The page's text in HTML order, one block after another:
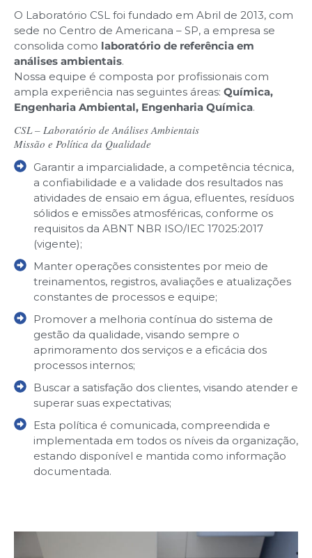
O Laboratório CSL foi fundado em Abril de 2013, com
sede no Centro de Americana – SP, a empresa se
consolida como laboratório de referência em
análises ambientais.
Nossa equipe é composta por profissionais com
ampla experiência nas seguintes áreas: Química,
Engenharia Ambiental, Engenharia Química.
CSL – Laboratório de Análises Ambientais
Missão e Política da Qualidade
Garantir a imparcialidade, a competência técnica,
a confiabilidade e a validade dos resultados nas
atividades de ensaio em água, efluentes, resíduos
sólidos e emissões atmosféricas, conforme os
requisitos da ABNT NBR ISO/IEC 17025:2017
(vigente);
Manter operações consistentes por meio de
treinamentos, registros, avaliações e atualizações
constantes de processos e equipe;
Promover a melhoria contínua do sistema de
gestão da qualidade, visando sempre o
aprimoramento dos serviços e a eficácia dos
processos internos;
Buscar a satisfação dos clientes, visando atender e
superar suas expectativas;
Esta política é comunicada, compreendida e
implementada em todos os níveis da organização,
estando disponível e mantida como informação
documentada.